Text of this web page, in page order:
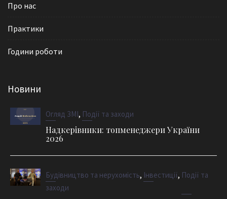
Про нас
Практики
Години роботи
Новини
Огляд ЗМІ, Події та заходи
Надкерівники: топменеджери України
2026
Будівництво та нерухомість, Інвестиції, Події та
заходи